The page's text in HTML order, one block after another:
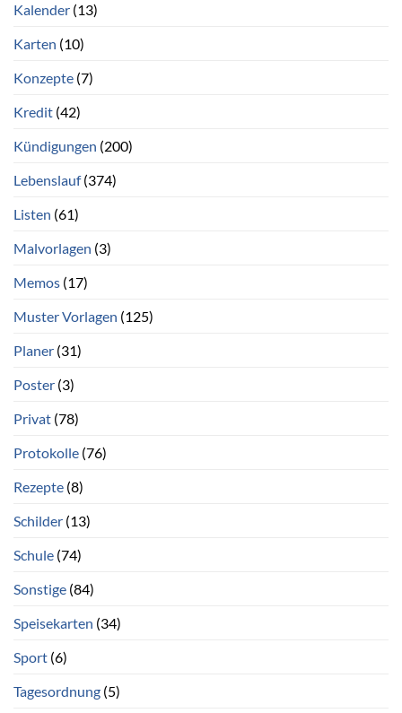
Kalender (13)
Karten (10)
Konzepte (7)
Kredit (42)
Kündigungen (200)
Lebenslauf(374)
Listen (61)
Malvorlagen (3)
Memos (17)
Muster Vorlagen (125)
Planer (31)
Poster (3)
Privat (78)
Protokolle (76)
Rezepte (8)
Schilder (13)
Schule (74)
Sonstige (84)
Speisekarten (34)
Sport (6)
Tagesordnung (5)